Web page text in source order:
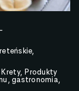
-
,
, Produkty
,gastronomia,